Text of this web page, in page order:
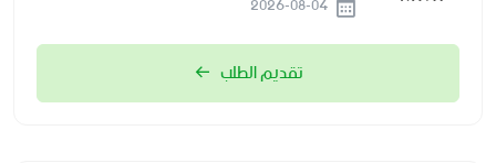
تقديم الطلب